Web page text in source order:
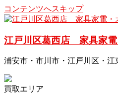
コンテンツへスキップ
江戸川区葛西店 家具家電
浦安市・市川市・江戸川区・
買取エリア